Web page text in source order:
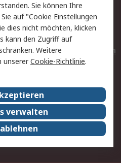
Datenschutz
Zahlungsbedingungen
Entsorgung
Elektrogeräte/Batterien
RS weltweit
Nachhaltigkeit
Presse-Center
Sie können Ihre
auf "Cookie Einstellungen
dies nicht möchten, klicken
kann den Zugriff auf
Weitere
unsererCookie-Richtlinie.
verwalten